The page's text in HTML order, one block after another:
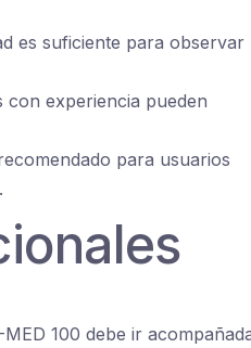
es suficiente para observar
experiencia pueden
para usuarios
100 debe ir